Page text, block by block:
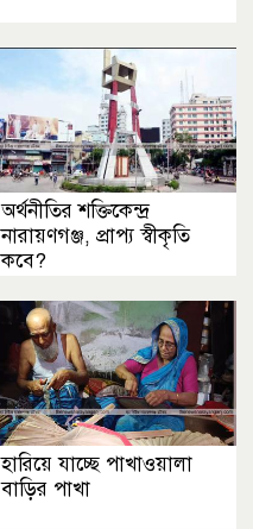
অর্থনীতির শক্তিকেন্দ্র
নারায়ণগঞ্জ, প্রাপ্য স্বীকৃতি
কবে?
হারিয়ে যাচ্ছে পাখাওয়ালা
বাড়ির পাখা